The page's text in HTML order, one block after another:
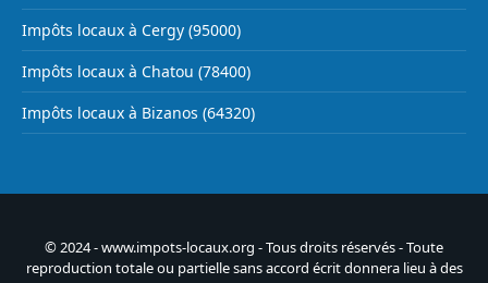
Impôts locaux à Cergy (95000)
Impôts locaux à Chatou (78400)
Impôts locaux à Bizanos (64320)
© 2024 - www.impots-locaux.org - Tous droits réservés - Toute
reproduction totale ou partielle sans accord écrit donnera lieu à des